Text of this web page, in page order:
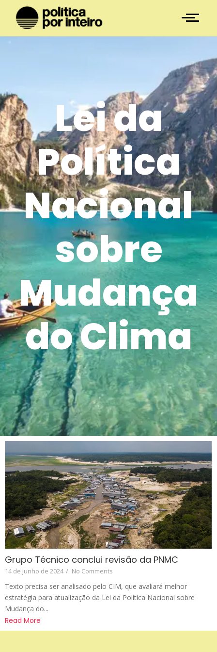
Lei da
Política
Nacional
sobre
Mudança
do Clima
Grupo Técnico conclui revisão da PNMC
14 de junho de 2024 / No Comments
Texto precisa ser analisado pelo CIM, que avaliará melhor
estratégia para atualização da Lei da Política Nacional sobre
Mudança do...
Read More